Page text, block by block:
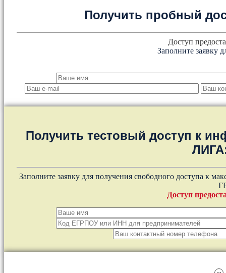
Получить пробный
Доступ
Заполните заявку
Получить тестовый доступ к
Заполните заявку для получения свободного доступа к
Доступ